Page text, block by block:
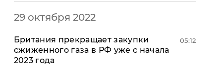
Шоу-биз
Здоровье
Спорт
Культура
Война на Донбассе и в
Крыму
Лайф стайл
29 октября 2022
Британия прекращает закупки
сжиженного газа в РФ уже с начала
2023 года
05:12